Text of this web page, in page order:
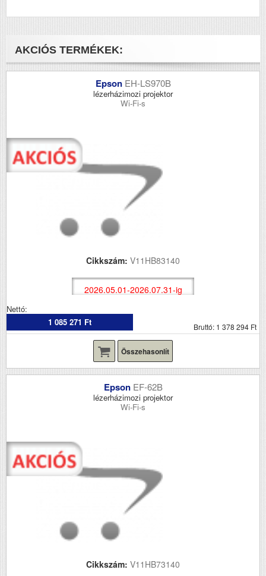
AKCIÓS TERMÉKEK:
Epson EH-LS970B
lézerházimozi projektor
Wi-Fi-s
Cikkszám: V11HB83140
2026.05.01-2026.07.31-ig
Nettó:
1 085 271 Ft
Bruttó: 1 378 294 Ft
Összehasonlít
Epson EF-62B
lézerházimozi projektor
Wi-Fi-s
Cikkszám: V11HB73140